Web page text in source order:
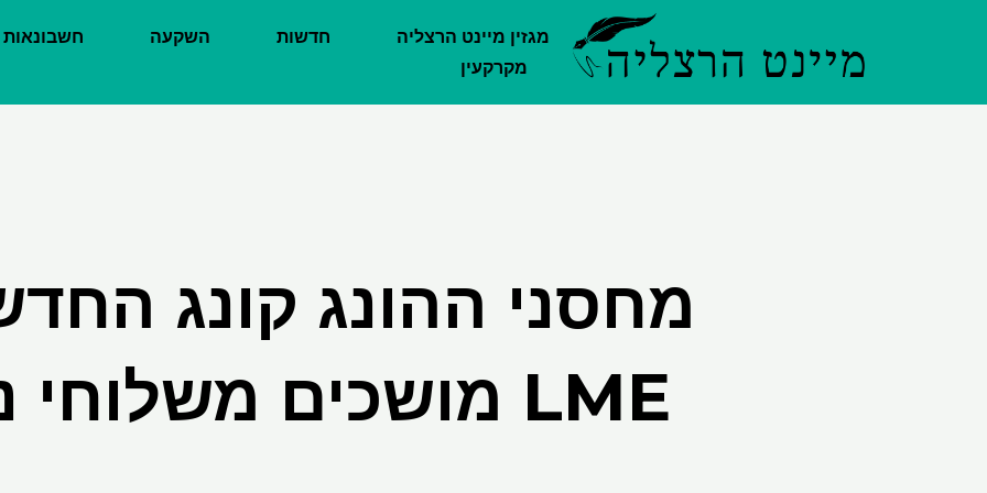
מגזין מיינט הרצליה חדשות השקעה
חשבונאות
מקרקעין
מחסני ההונג קונג
LME מושכים משלוחי נחושת